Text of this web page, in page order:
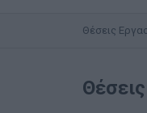
Θέσεις